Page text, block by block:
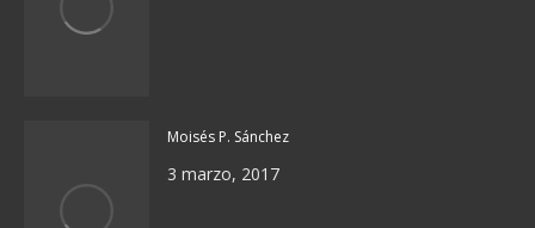
Moisés P. Sánchez
3 marzo, 2017